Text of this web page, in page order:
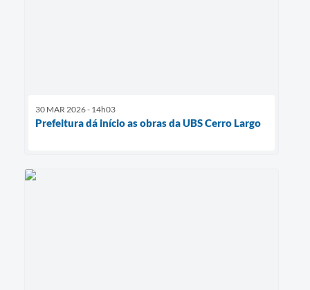
30 MAR 2026 - 14h03
Prefeitura dá início as obras da UBS Cerro Largo